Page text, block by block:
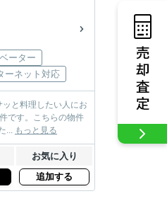
ーター
ーネット対応
と料理したい人にお
です。こちらの物件
... もっと見る
お気に入り
追加する